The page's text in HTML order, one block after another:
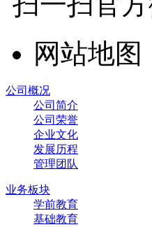
网站地图
公司概况
公司简介
公司荣誉
企业文化
发展历程
管理团队
业务板块
学前教育
基础教育